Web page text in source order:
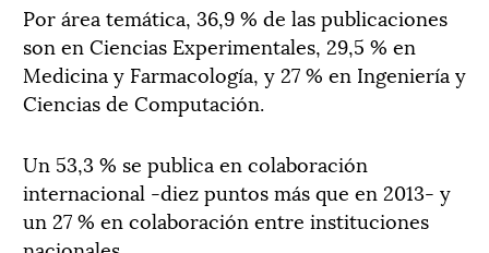
Por área temática, 36,9 % de las publicaciones
son en Ciencias Experimentales, 29,5 % en
Medicina y Farmacología, y 27 % en Ingeniería y
Ciencias de Computación.
Un 53,3 % se publica en colaboración
internacional -diez puntos más que en 2013- y
un 27 % en colaboración entre instituciones